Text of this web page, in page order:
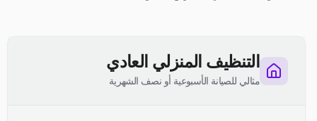
التنظيف المنزلي العادي
مثالي للصيانة الأسبوعية أو نصف الشهرية